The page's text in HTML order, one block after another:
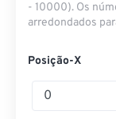
- 10000). Os
arredondados
Posição-X